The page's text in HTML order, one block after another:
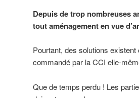
Depuis de trop nombreuses
tout aménagement en vue
Pourtant, des solutions
commandé par la CCI elle-
Que de temps perdu ! Les